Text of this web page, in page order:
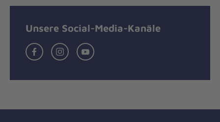
Unsere Social-Media-Kanäle
FacebookInstagramYoutube